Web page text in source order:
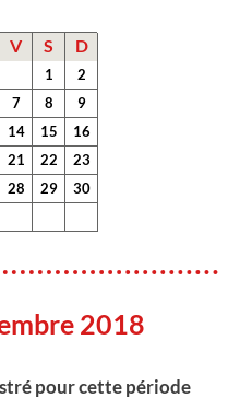
V S D
1
2
7 8
9
14 15
16
21 22
23
28 29
30
2018
pour cette période